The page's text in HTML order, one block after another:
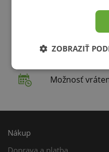
Doprava
Konzultácia
Možnosť
Nákup
Doprava a platba
ZOBRAZIŤ